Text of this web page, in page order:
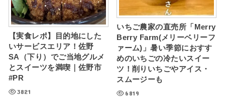
【実食レポ】目的地にした
いサービスエリア！佐野
SA（下り）でご当地グルメ
とスイーツを満喫｜佐野市
#PR
3821
いちご農家の直売所「Merry
Berry Farm(メリーベリーフ
ァーム)」暑い季節におすす
めのいちごの冷たいスイー
ツ！削りいちごやアイス・
スムージーも
6819